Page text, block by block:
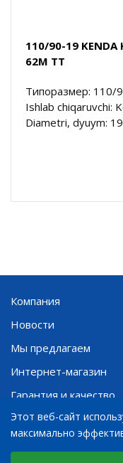
110/90-19 KENDA
62M TT
Типоразмер: 110/
Ishlab chiqaruvchi:
Diametri, dyuym: 19
Компания
Новости
Мы предлагаем
Интернет-магазин
Гарантия и качество
Контакты
Этот веб-сайт
максимально
Выберите